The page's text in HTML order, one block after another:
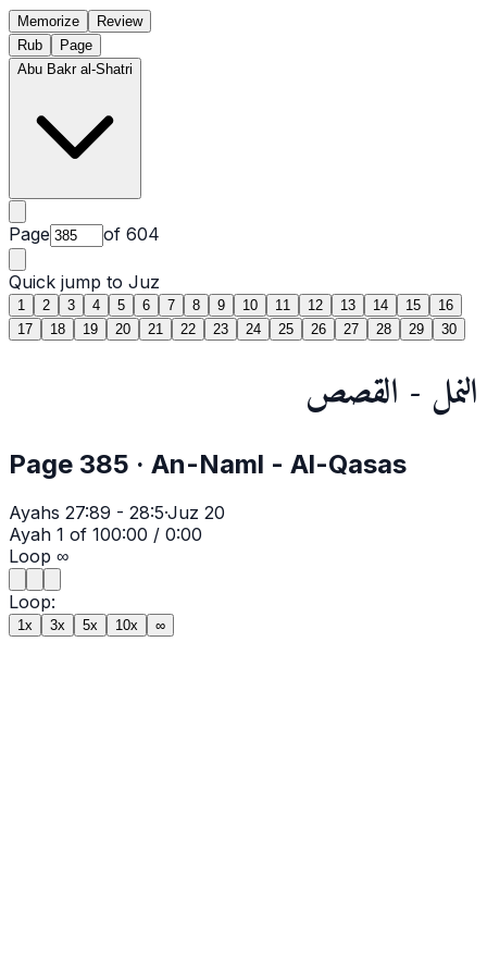
Memorize
Review
Rub
Page
Abu Bakr al-Shatri
Page of 604
Quick jump to Juz
1 2 3 4 5 6 7 8 9 10 11 12 13 14 15
16
17
18 19 20 21 22 23 24 25 26 27 28 29 30
النمل - القصص
Page 385 · An-Naml - Al-Qasas
Ayahs 27:89 - 28:5·Juz 20
Ayah 1 of 100:00 / 0:00
Loop ∞
Loop:
1x 3x 5x 10x ∞